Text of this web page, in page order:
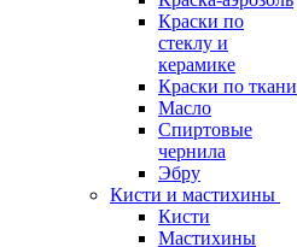
Краски по
стеклу и
керамике
Краски по ткани
Масло
Спиртовые
чернила
Эбру
Кисти и мастихины
Кисти
Мастихины